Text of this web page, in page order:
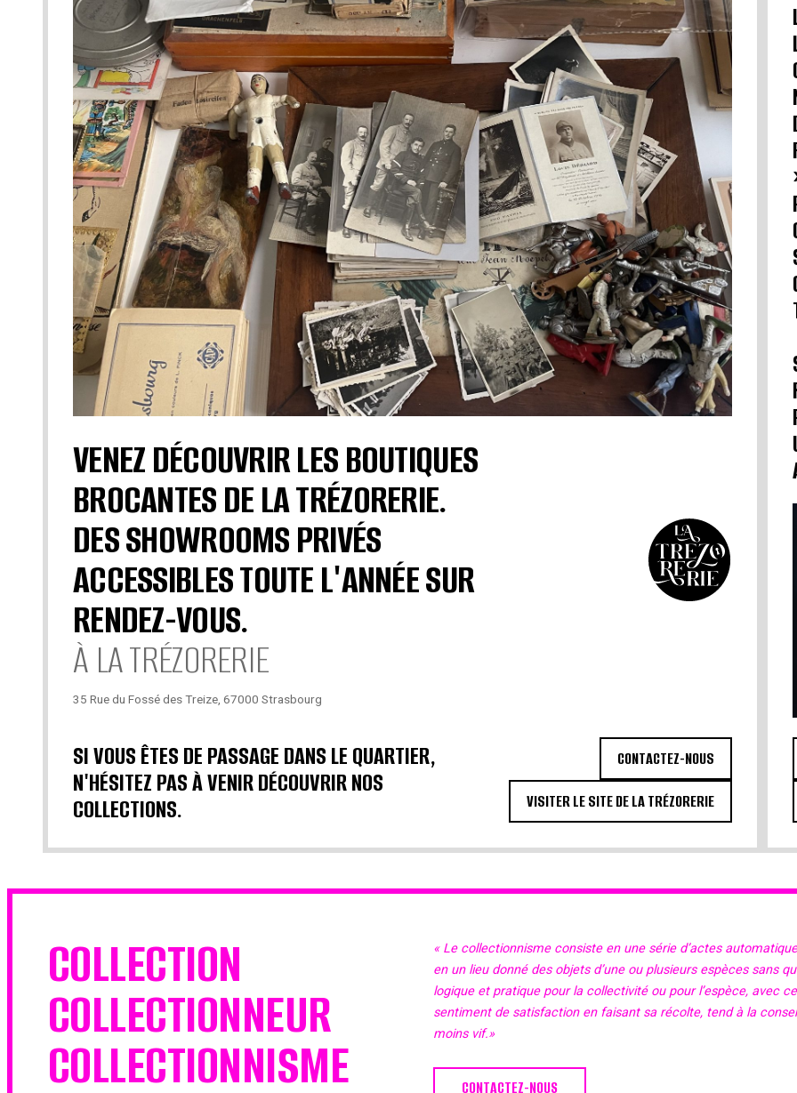
VENEZ DÉCOUVRIR LES BOUTIQUES
BROCANTES DE LA TRÉZORERIE.
DES SHOWROOMS PRIVÉS
ACCESSIBLES TOUTE L'ANNÉE SUR
RENDEZ-VOUS.
À LA TRÉZORERIE
35 Rue du Fossé des Treize, 67000 Strasbourg
SI VOUS ÊTES DE PASSAGE DANS LE QUARTIER,
N'HÉSITEZ PAS À VENIR DÉCOUVRIR NOS
COLLECTIONS.
CONTACTEZ-NOUS
VISITER LE SITE DE LA TRÉZORERIE
COLLECTION
COLLECTIONNEUR
COLLECTIONNISME
« Le collectionnisme consiste en une série d’actes
en un lieu donné des objets d’une ou plusieurs espèces sans
logique et pratique pour la collectivité ou pour l’espèce, avec
sentiment de satisfaction en faisant sa récolte, tend à la
moins vif.»
CONTACTEZ-NOUS